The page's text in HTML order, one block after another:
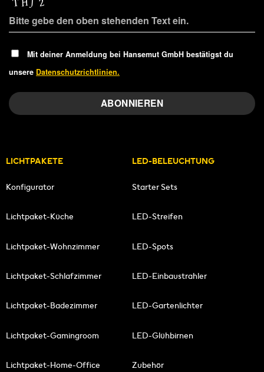
Mit deiner Anmeldung bei Hansemut GmbH bestätigst du
unsere Datenschutzrichtlinien.
LICHTPAKETE
Konfigurator
Lichtpaket-Küche
Lichtpaket-Wohnzimmer
Lichtpaket-Schlafzimmer
Lichtpaket-Badezimmer
Lichtpaket-Gamingroom
Lichtpaket-Home-Office
LED-BELEUCHTUNG
Starter Sets
LED-Streifen
LED-Spots
LED-Einbaustrahler
LED-Gartenlichter
LED-Glühbirnen
Zubehör